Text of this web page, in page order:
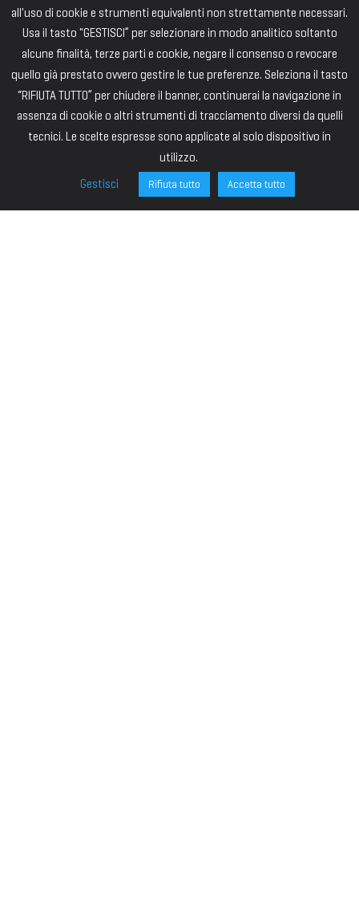
all'uso di cookie e strumenti equivalenti non strettamente necessari.
Usa il tasto "GESTISCI” per selezionare in modo analitico soltanto
alcune finalità, terze parti e cookie, negare il consenso o revocare
quello già prestato ovvero gestire le tue preferenze. Seleziona il tasto
“RIFIUTA TUTTO” per chiudere il banner, continuerai la navigazione in
assenza di cookie o altri strumenti di tracciamento diversi da quelli
tecnici. Le scelte espresse sono applicate al solo dispositivo in
utilizzo.
Gestisci
Rifiuta tutto Accetta tutto